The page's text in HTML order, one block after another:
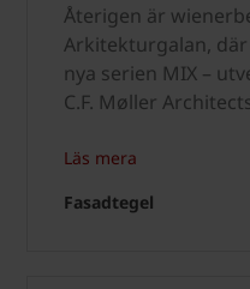
Återigen är
Arkitekturgalan,
nya serien MIX –
C.F. Møller
Läs mera
Fasadtegel